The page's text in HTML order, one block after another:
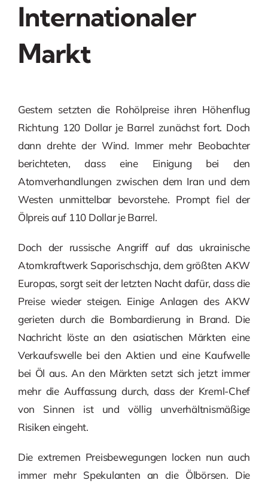
Internationaler
Markt
Gestern setzten die Rohölpreise ihren Höhenflug
Richtung 120 Dollar je Barrel zunächst fort. Doch
dann drehte der Wind. Immer mehr Beobachter
berichteten, dass eine Einigung bei den
Atomverhandlungen zwischen dem Iran und dem
Westen unmittelbar bevorstehe. Prompt fiel der
Ölpreis auf 110 Dollar je Barrel.
Doch der russische Angriff auf das ukrainische
Atomkraftwerk Saporischschja, dem größten AKW
Europas, sorgt seit der letzten Nacht dafür, dass die
Preise wieder steigen. Einige Anlagen des AKW
gerieten durch die Bombardierung in Brand. Die
Nachricht löste an den asiatischen Märkten eine
Verkaufswelle bei den Aktien und eine Kaufwelle
bei Öl aus. An den Märkten setzt sich jetzt immer
mehr die Auffassung durch, dass der Kreml-Chef
von Sinnen ist und völlig unverhältnismäßige
Risiken eingeht.
Die extremen Preisbewegungen locken nun auch
immer mehr Spekulanten an die Ölbörsen. Die